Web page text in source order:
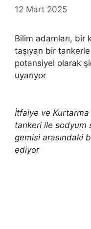
12 Mart 2025
Bilim adamları, bir
taşıyan bir
potansiyel olarak
uyarıyor
İtfaiye ve
tankeri ile sodyum
gemisi arasındaki
ediyor